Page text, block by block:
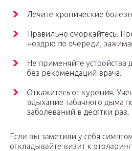
Лечите хронические
Правильно сморкайтесь.
ноздрю по очереди,
Не применяйте устройства
без рекомендаций врача.
Откажитесь от курения.
вдыхание табачного дыма
заболеваний в десятки раз.
Если вы заметили у себя
откладывайте визит к